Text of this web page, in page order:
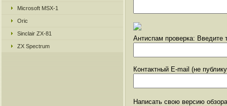
Microsoft MSX-1
Oric
Sinclair ZX-81
ZX Spectrum
Антиспам проверка: Введите
Контактный E-mail (не
Написать свою версию